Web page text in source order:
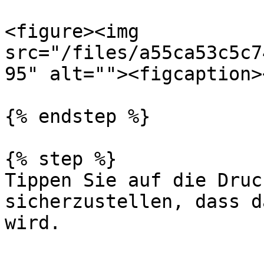
<figure><img
src="/files/
95"
{% endstep %}
{% step %}
Tippen Sie auf die
sicherzustellen, dass
wird.